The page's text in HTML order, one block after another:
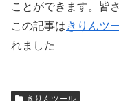
ことができます。皆
この記事はきりんツ
れました